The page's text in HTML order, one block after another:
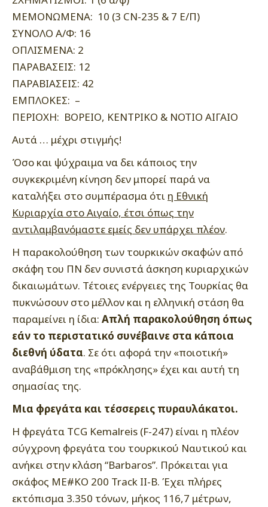
ΜΕΜΟΝΩΜΕΝΑ: 10 (3 CN-235 & 7 Ε/Π)
ΣΥΝΟΛΟ Α/Φ: 16
ΟΠΛΙΣΜΕΝΑ: 2
ΠΑΡΑΒΑΣΕΙΣ: 12
ΠΑΡΑΒΙΑΣΕΙΣ: 42
ΕΜΠΛΟΚΕΣ: –
ΠΕΡΙΟΧΗ: ΒΟΡΕΙΟ, ΚΕΝΤΡΙΚΟ & ΝΟΤΙΟ ΑΙΓΑΙΟ
Αυτά … μέχρι στιγμής!
Όσο και ψύχραιμα να δει κάποιος την
συγκεκριμένη κίνηση δεν μπορεί παρά να
καταλήξει στο συμπέρασμα ότι η Εθνική
Κυριαρχία στο Αιγαίο, έτσι όπως την
αντιλαμβανόμαστε εμείς δεν υπάρχει πλέον.
Η παρακολούθηση των τουρκικών σκαφών από
σκάφη του ΠΝ δεν συνιστά άσκηση κυριαρχικών
δικαιωμάτων. Τέτοιες ενέργειες της Τουρκίας θα
πυκνώσουν στο μέλλον και η ελληνική στάση θα
παραμείνει η ίδια: Απλή παρακολούθηση όπως
εάν το περιστατικό συνέβαινε στα κάποια
διεθνή ύδατα. Σε ότι αφορά την «ποιοτική»
αναβάθμιση της «πρόκλησης» έχει και αυτή τη
σημασίας της.
Μια φρεγάτα και τέσσερεις πυραυλάκατοι.
Η φρεγάτα TCG Kemalreis (F-247) είναι η πλέον
σύγχρονη φρεγάτα του τουρκικού Ναυτικού και
ανήκει στην κλάση “Barbaros”. Πρόκειται για
σκάφος ΜΕ#ΚΟ 200 Track II-Β. Έχει πλήρες
εκτόπισμα 3.350 τόνων, μήκος 116,7 μέτρων,